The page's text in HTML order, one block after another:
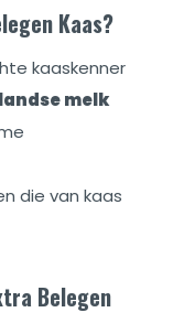
Kaas?
kaaskenner
melk
die van kaas
Belegen